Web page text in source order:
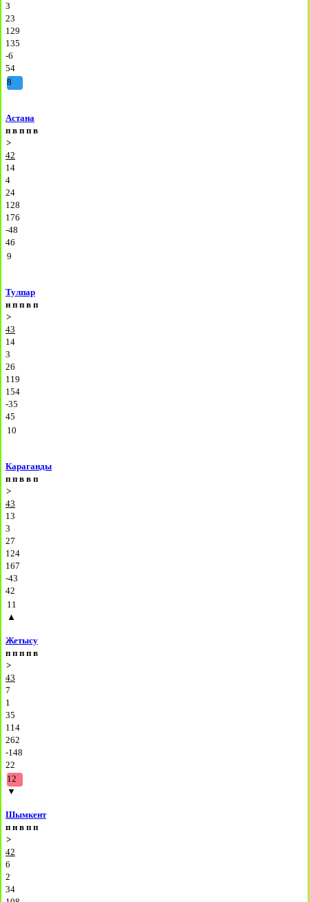
3
23
129
135
-6
54
8
Астана
п в п п в
>
42
14
4
24
128
176
-48
46
9
Тулпар
н п п в п
>
43
14
3
26
119
154
-35
45
10
Караганды
п п в в п
>
43
13
3
27
124
167
-43
42
11
▲
Жетысу
п п п п в
>
43
7
1
35
114
262
-148
22
12
▼
Шымкент
п н в п п
>
42
6
2
34